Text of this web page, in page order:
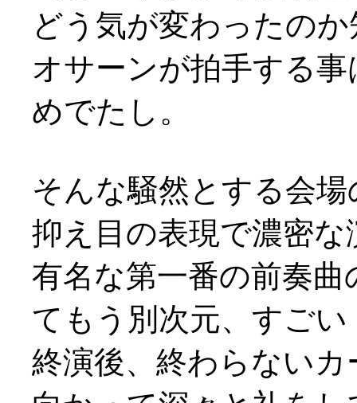
どう気が変わったの
オサーンが拍手する
めでたし。
そんな騒然とする会
抑え目の表現で濃密
有名な第一番の前奏
てもう別次元、すごい
終演後、終わらない